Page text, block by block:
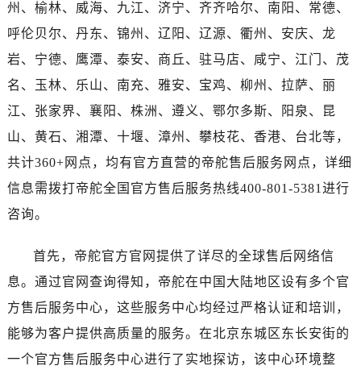
海南省儋州市儋州市那大镇兰洋北路帝舵售后服务中心（需提前预约）
海南省东方市八所镇解放西路帝舵售后服务中心（需提前预约）
海南省琼海市嘉积镇东风路帝舵售后服务中心（需提前预约）
海南省三沙市西沙区西沙群岛永兴岛北京路帝舵售后服务中心（需提前预约）
海南省三亚市吉阳区迎宾路帝舵售后服务中心（需提前预约）
海南省万宁市万城镇解放路帝舵售后服务中心（需提前预约）
香港特别行政区尖沙咀区油尖旺区广东道帝舵售后服务中心（需提前预约）
香港特别行政区铜锣湾区湾仔区轩尼诗道帝舵售后服务中心（需提前预约）
河南省安阳市文峰区解放大道帝舵售后服务中心（需提前预约）
河南省鹤壁市淇滨区九州路帝舵售后服务中心（需提前预约）
河南省济源市沁园街道济水大道帝舵售后服务中心（需提前预约）
河南省焦作市解放区解放路帝舵售后服务中心（需提前预约）
州、榆林、威海、九江、济宁、齐齐哈尔、南阳、常德、
呼伦贝尔、丹东、锦州、辽阳、辽源、衢州、安庆、龙
岩、宁德、鹰潭、泰安、商丘、驻马店、咸宁、江门、茂
名、玉林、乐山、南充、雅安、宝鸡、柳州、拉萨、丽
江、张家界、襄阳、株洲、遵义、鄂尔多斯、阳泉、昆
山、黄石、湘潭、十堰、漳州、攀枝花、香港、台北等，
共计360+网点，均有官方直营的帝舵售后服务网点，详细
信息需拨打帝舵全国官方售后服务热线400-801-5381进行
咨询。
首先，帝舵官方官网提供了详尽的全球售后网络信
息。通过官网查询得知，帝舵在中国大陆地区设有多个官
方售后服务中心，这些服务中心均经过严格认证和培训，
能够为客户提供高质量的服务。在北京东城区东长安街的
一个官方售后服务中心进行了实地探访，该中心环境整